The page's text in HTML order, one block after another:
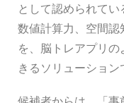
として認められてい
数値計算力、空間認
を、脳トレアプリ
きるソリューション